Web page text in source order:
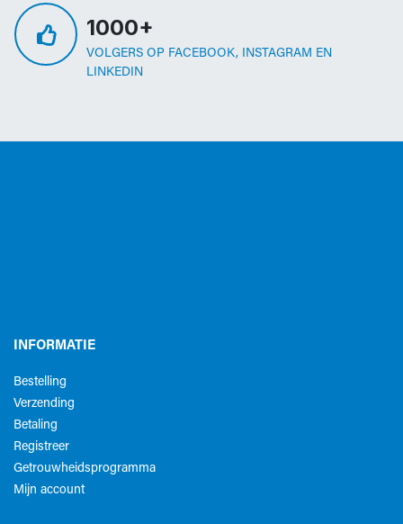
1000+
VOLGERS OP FACEBOOK, INSTAGRAM EN
LINKEDIN
INFORMATIE
Bestelling
Verzending
Betaling
Registreer
Getrouwheidsprogramma
Mijn account